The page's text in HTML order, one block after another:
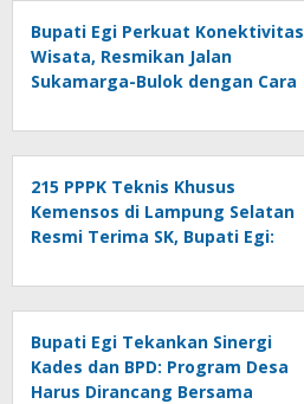
Bupati Egi Perkuat Konektivitas
Wisata, Resmikan Jalan
Sukamarga-Bulok dengan Cara
215 PPPK Teknis Khusus
Kemensos di Lampung Selatan
Resmi Terima SK, Bupati Egi:
Bekerjalah dengan Hati
Bupati Egi Tekankan Sinergi
Kades dan BPD: Program Desa
Harus Dirancang Bersama